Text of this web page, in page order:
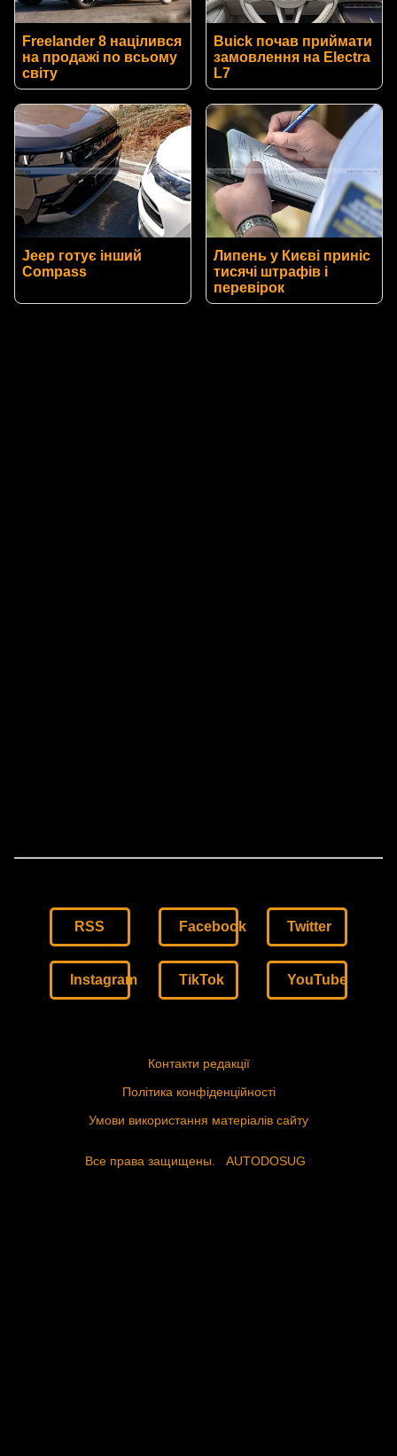
Freelander 8 націлився
на продажі по всьому
світу
Buick почав приймати
замовлення на Electra
L7
Jeep готує інший
Compass
Липень у Києві приніс
тисячі штрафів і
перевірок
RSS Facebook Twitter
Instagram TikTok YouTube
Контакти редакції
Політика конфіденційності
Умови використання матеріалів сайту
Все права защищены. AUTODOSUG